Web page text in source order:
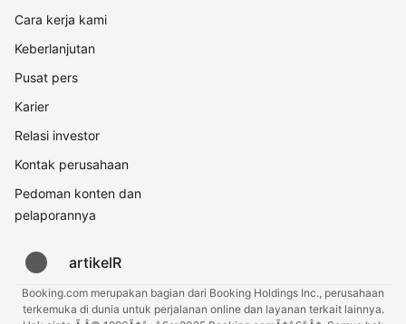
Cara kerja kami
Keberlanjutan
Pusat pers
Karier
Relasi investor
Kontak perusahaan
Pedoman konten dan
pelaporannya
artikelR
Booking.com merupakan bagian dari Booking Holdings Inc., perusahaan
terkemuka di dunia untuk perjalanan online dan layanan terkait lainnya.